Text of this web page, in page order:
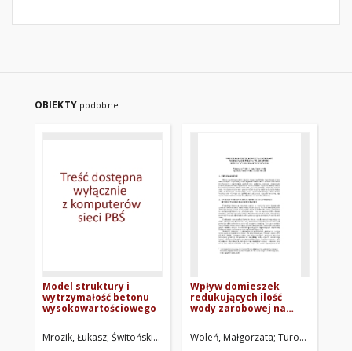
OBIEKTY podobne
Model struktury i
wytrzymałość betonu
wysokowartościowego
Mrozik, Łukasz Świtoński, Aleksander. Promotor
Wpływ domieszek
redukujących ilość
wody zarobowej na
wysokowartościowego
Woleń, Małgorzata Turostowski,